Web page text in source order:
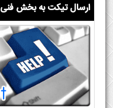
ارسال تیکت به بخش فنی